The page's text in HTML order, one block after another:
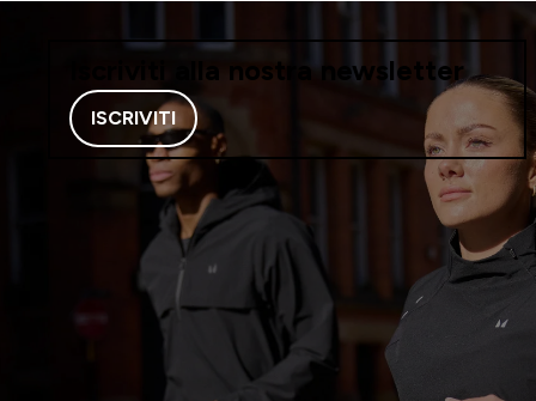
Iscriviti alla nostra newsletter
ISCRIVITI